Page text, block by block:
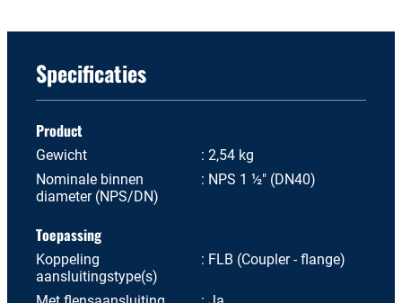
Specificaties
Product
Gewicht
2,54 kg
Nominale binnen
diameter (NPS/DN)
NPS 1 ½" (DN40)
Toepassing
Koppeling
aansluitingstype(s)
FLB (Coupler - flange)